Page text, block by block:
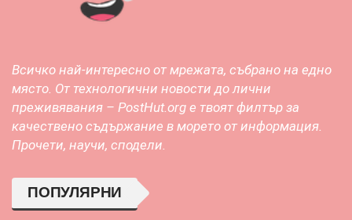
Всичко най-интересно от мрежата, събрано на едно
място. От технологични новости до лични
преживявания – PostHut.org е твоят филтър за
качествено съдържание в морето от информация.
Прочети, научи, сподели.
ПОПУЛЯРНИ